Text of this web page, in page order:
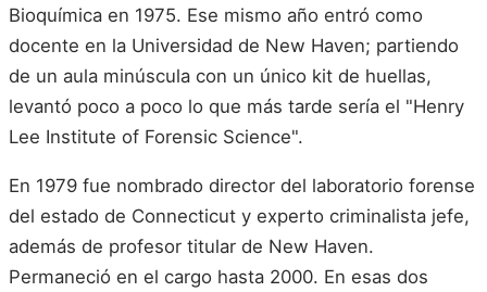
Bioquímica en 1975. Ese mismo año entró como
docente en la Universidad de New Haven; partiendo
de un aula minúscula con un único kit de huellas,
levantó poco a poco lo que más tarde sería el "Henry
Lee Institute of Forensic Science".
En 1979 fue nombrado director del laboratorio forense
del estado de Connecticut y experto criminalista jefe,
además de profesor titular de New Haven.
Permaneció en el cargo hasta 2000. En esas dos